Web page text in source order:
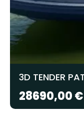
3D TENDER
28690,00€